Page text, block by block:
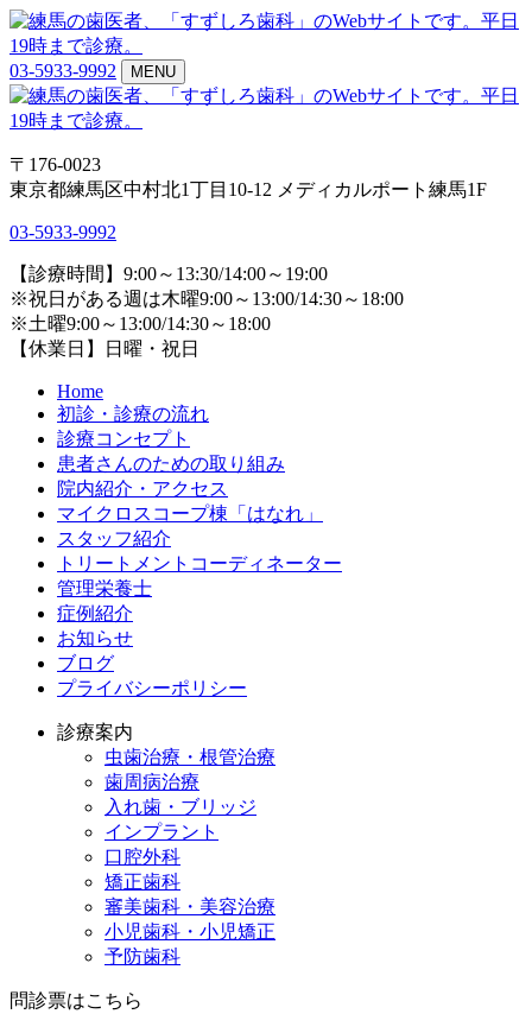
03-5933-9992 MENU
〒176-0023
東京都練馬区中村北1丁目10-12 メディカルポート練馬1F
03-5933-9992
【診療時間】9:00～13:30/14:00～19:00
※祝日がある週は木曜9:00～13:00/14:30～18:00
※土曜9:00～13:00/14:30～18:00
【休業日】日曜・祝日
Home
初診・診療の流れ
診療コンセプト
患者さんのための取り組み
院内紹介・アクセス
マイクロスコープ棟「はなれ」
スタッフ紹介
トリートメントコーディネーター
管理栄養士
症例紹介
お知らせ
ブログ
プライバシーポリシー
診療案内
虫歯治療・根管治療
歯周病治療
入れ歯・ブリッジ
インプラント
口腔外科
矯正歯科
審美歯科・美容治療
小児歯科・小児矯正
予防歯科
問診票はこちら